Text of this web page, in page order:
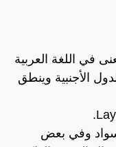
في اللغة العربية
الأجنبية وينطق
وفي بعض